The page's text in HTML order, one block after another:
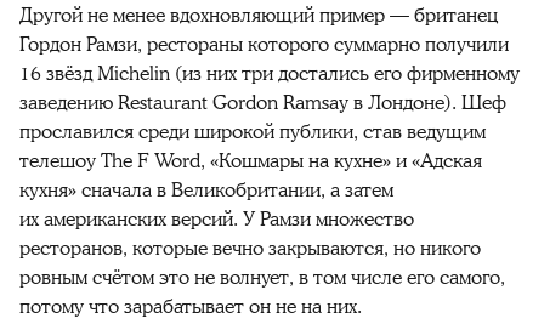
Другой не менее вдохновляющий пример — британец
Гордон Рамзи, рестораны которого суммарно получили
16 звёзд Michelin (из них три достались его фирменному
заведению Restaurant Gordon Ramsay в Лондоне). Шеф
прославился среди широкой публики, став ведущим
телешоу The F Word, «Кошмары на кухне» и «Адская
кухня» сначала в Великобритании, а затем
их американских версий. У Рамзи множество
ресторанов, которые вечно закрываются, но никого
ровным счётом это не волнует, в том числе его самого,
потому что зарабатывает он не на них.